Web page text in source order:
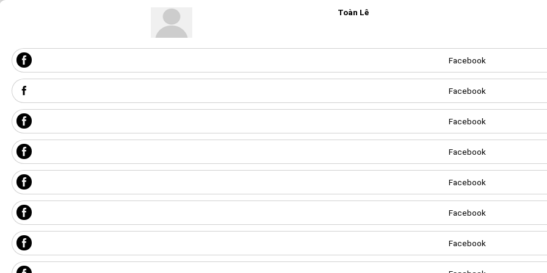
Toàn Lê
Facebook
Facebook
Facebook
Facebook
Facebook
Facebook
Facebook
Create your portal